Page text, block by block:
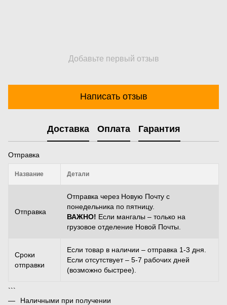
Добавьте первый отзыв
Написать отзыв
Доставка Оплата Гарантия
Отправка
Название Детали
Отправка
Отправка через Новую Почту с
понедельника по пятницу.
ВАЖНО! Если мангалы – только на
грузовое отделение Новой Почты.
Сроки
отправки
Если товар в наличии – отправка 1-3 дня.
Если отсутствует – 5-7 рабочих дней
(возможно быстрее).
```
Наличными при получении